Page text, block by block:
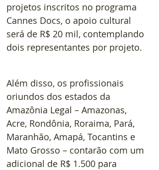
projetos inscritos no programa
Cannes Docs, o apoio cultural
será de R$ 20 mil, contemplando
dois representantes por projeto.
Além disso, os profissionais
oriundos dos estados da
Amazônia Legal – Amazonas,
Acre, Rondônia, Roraima, Pará,
Maranhão, Amapá, Tocantins e
Mato Grosso – contarão com um
adicional de R$ 1.500 para